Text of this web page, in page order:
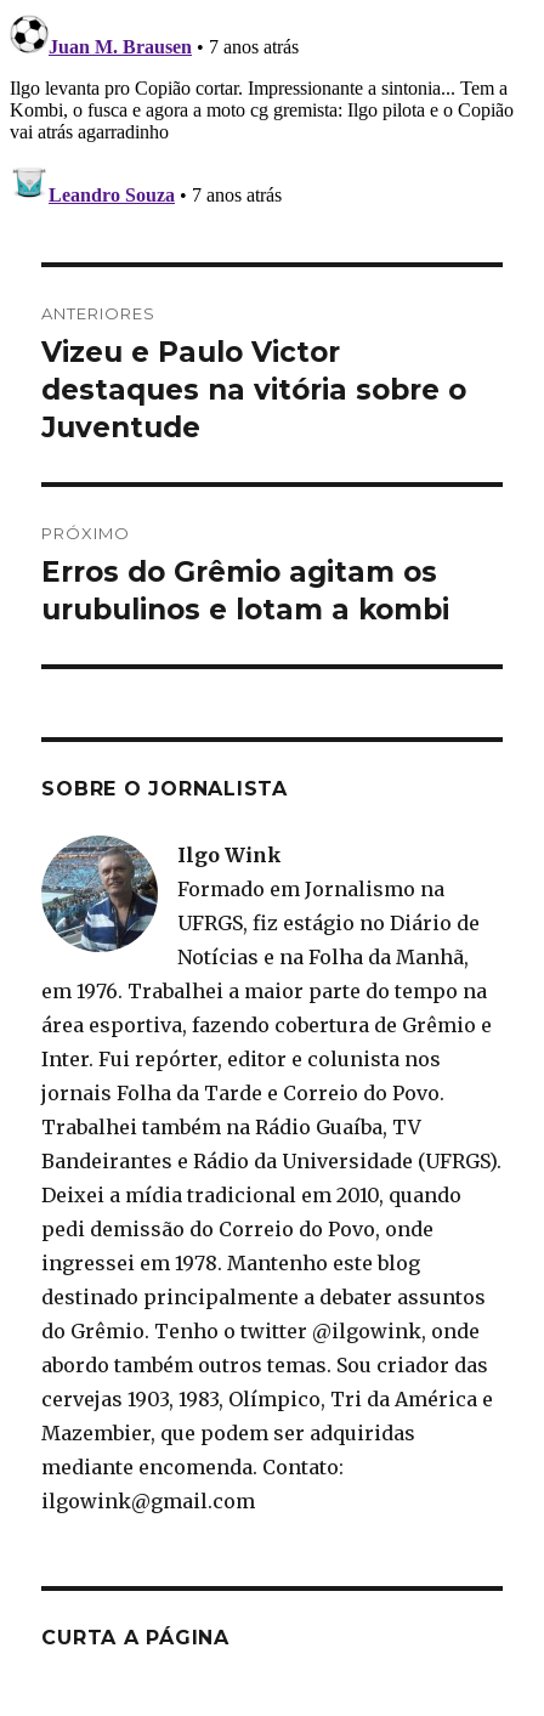
de
Post
ANTERIORES
Post
anterior:
Vizeu e Paulo Victor
destaques na vitória sobre o
Juventude
PRÓXIMO
Próximo
post:
Erros do Grêmio agitam os
urubulinos e lotam a kombi
SOBRE O JORNALISTA
Ilgo Wink
Formado em Jornalismo na
UFRGS, fiz estágio no Diário de
Notícias e na Folha da Manhã,
em 1976. Trabalhei a maior parte do tempo na
área esportiva, fazendo cobertura de Grêmio e
Inter. Fui repórter, editor e colunista nos
jornais Folha da Tarde e Correio do Povo.
Trabalhei também na Rádio Guaíba, TV
Bandeirantes e Rádio da Universidade (UFRGS).
Deixei a mídia tradicional em 2010, quando
pedi demissão do Correio do Povo, onde
ingressei em 1978. Mantenho este blog
destinado principalmente a debater assuntos
do Grêmio. Tenho o twitter @ilgowink, onde
abordo também outros temas. Sou criador das
cervejas 1903, 1983, Olímpico, Tri da América e
Mazembier, que podem ser adquiridas
mediante encomenda. Contato:
ilgowink@gmail.com
CURTA A PÁGINA